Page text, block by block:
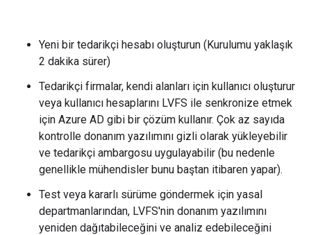
Yeni bir tedarikçi hesabı oluşturun (Kurulumu yaklaşık
2 dakika sürer)
Tedarikçi firmalar, kendi alanları için kullanıcı oluşturur
veya kullanıcı hesaplarını LVFS ile senkronize etmek
için Azure AD gibi bir çözüm kullanır. Çok az sayıda
kontrolle donanım yazılımını gizli olarak yükleyebilir
ve tedarikçi ambargosu uygulayabilir (bu nedenle
genellikle mühendisler bunu baştan itibaren yapar).
Test veya kararlı sürüme göndermek için yasal
departmanlarından, LVFS'nin donanım yazılımını
yeniden dağıtabileceğini ve analiz edebileceğini